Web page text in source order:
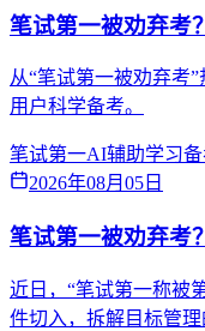
笔试第一被劝弃考
从“笔试第一被劝弃考
用户科学备考。
笔试第一AI辅助学习
2026年08月05日
笔试第一被劝弃考
近日，“笔试第一称被
件切入，拆解目标管理